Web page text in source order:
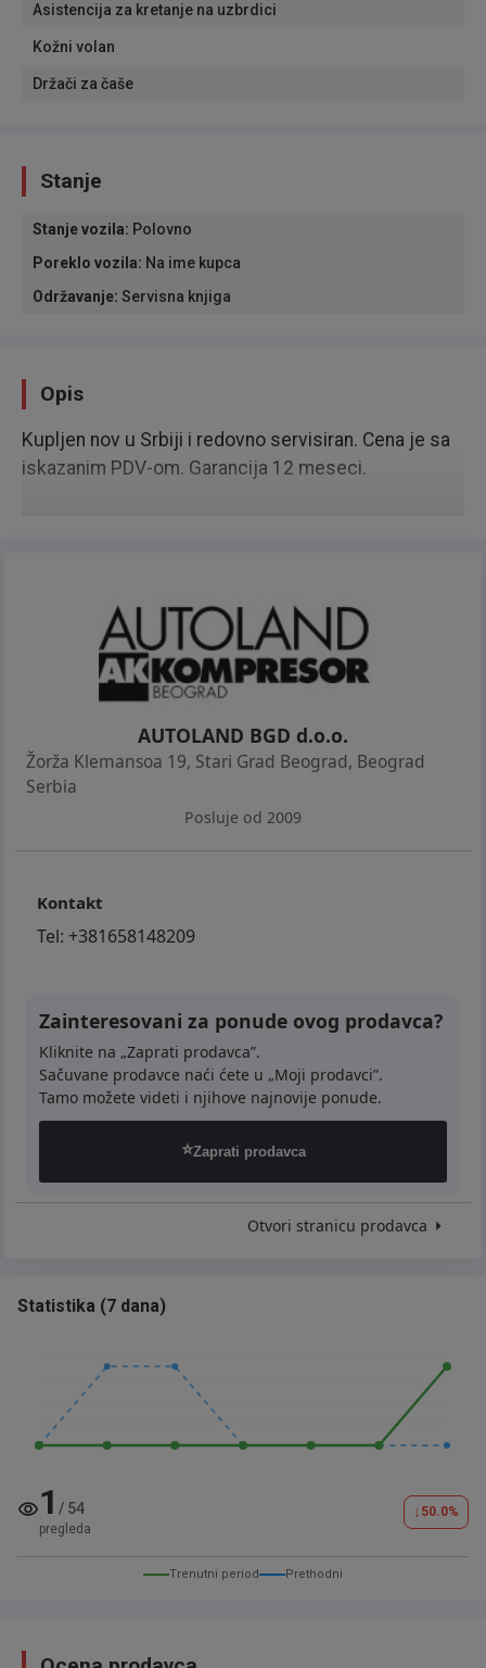
Asistencija za kretanje na uzbrdici
Kožni volan
Držači za čaše
Stanje
Stanje vozila: Polovno
Poreklo vozila: Na ime kupca
Održavanje: Servisna knjiga
Opis
Kupljen nov u Srbiji i redovno servisiran. Cena je sa
iskazanim PDV-om. Garancija 12 meseci.
AUTOLAND BGD d.o.o.
Žorža Klemansoa 19, Stari Grad Beograd, Beograd
Serbia
Posluje od 2009
Kontakt
Tel: +381658148209
Zainteresovani za ponude ovog prodavca?
Kliknite na „Zaprati prodavca”.
Sačuvane prodavce naći ćete u „Moji prodavci”.
Tamo možete videti i njihove najnovije ponude.
⭐Zaprati prodavca
Otvori stranicu prodavca
Statistika (7 dana)
1 / 54
pregleda
↓ 50.0%
Trenutni period Prethodni